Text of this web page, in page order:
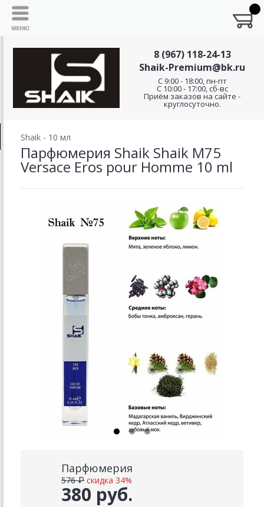
8 (967) 118-24-13
Shaik-Premium@bk.ru
C 9:00 - 18:00, пн-пт
С 10:00 - 17:00, сб-вс
Приём заказов на сайте -
круглосуточно.
Shaik - 10 мл
Парфюмерия Shaik Shaik M75
Versace Eros pour Homme 10 ml
Парфюмерия
380 руб.
576 ₽ скидка 34%